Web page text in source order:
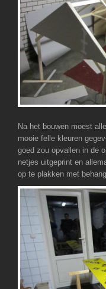
Na het bouwen moest
mooie felle kleuren
goed zou opvallen in de
netjes uitgeprint en
op te plakken met